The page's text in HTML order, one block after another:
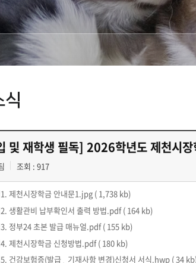
식
및 재학생 필독] 2026학년도 제천시
조회 : 917
제천시장학금 안내문1.jpg ( 1,738 kb)
생활관비 납부확인서 출력 방법.pdf( 164 kb)
정부24 초본 발급 매뉴얼.pdf( 155 kb)
제천시장학금 신청방법.pdf( 180 kb)
건강보험증(발급¸ 기재사항 변경)신청서 서식.hwp ( 34